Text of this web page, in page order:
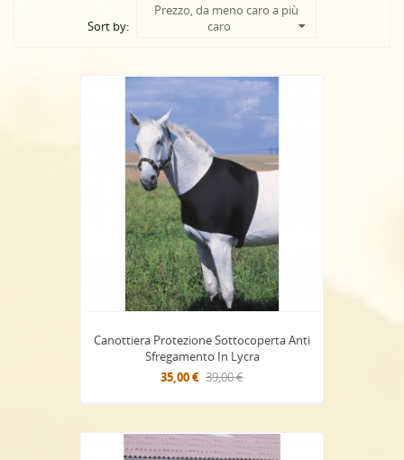
Sort by:
Prezzo, da meno caro a più
caro
Canottiera Protezione Sottocoperta Anti
Sfregamento In Lycra
35,00 € 39,00 €